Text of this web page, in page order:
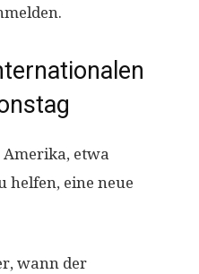
Amerika, etwa
helfen, eine neue
wann der